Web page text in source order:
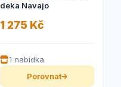
deka Navajo
1 275 Kč
1 nabídka
Porovnat